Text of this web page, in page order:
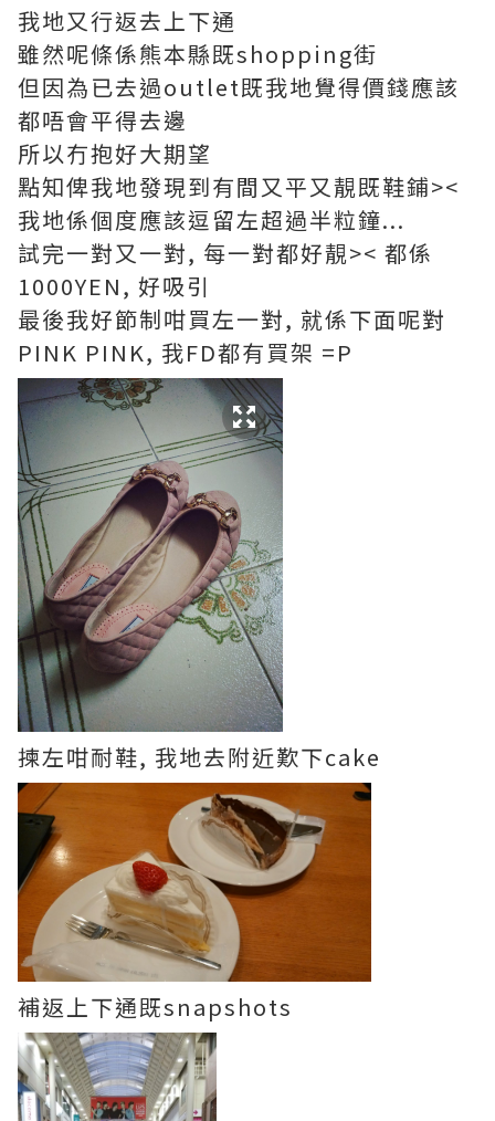
我地又行返去上下通
雖然呢條係熊本縣既shopping街
但因為已去過outlet既我地覺得價錢應該
都唔會平得去邊
所以冇抱好大期望
點知俾我地發現到有間又平又靚既鞋鋪><
我地係個度應該逗留左超過半粒鐘...
試完一對又一對, 每一對都好靚>< 都係
1000YEN, 好吸引
最後我好節制咁買左一對, 就係下面呢對
PINK PINK, 我FD都有買架 =P
揀左咁耐鞋, 我地去附近歎下cake
補返上下通既snapshots